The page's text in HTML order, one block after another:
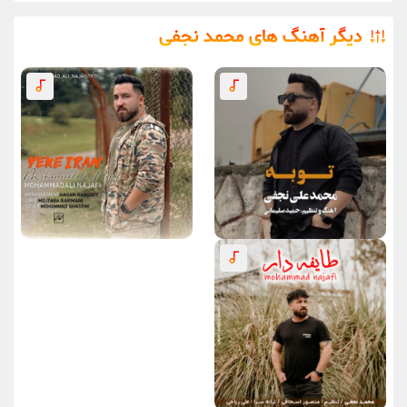
دیگر آهنگ های محمد نجفی